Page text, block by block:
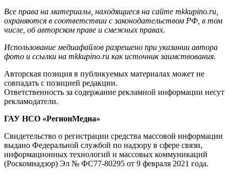
Все права на материалы, находящиеся на сайте mkkupino.ru,
охраняются в соответствии с законодательством РФ, в том
числе, об авторском праве и смежных правах.
Использование медиафайлов разрешено при указании автора
фото и ссылки на mkkupino.ru как источник заимствования.
Авторская позиция в публикуемых материалах может не
совпадать с позицией редакции.
Ответственность за содержание рекламной информации несут
рекламодатели.
ГАУ НСО «РегионМедиа»
Свидетельство о регистрации средства массовой информации
выдано Федеральной службой по надзору в сфере связи,
информационных технологий и массовых коммуникаций
(Роскомнадзор) Эл № ФС77-80295 от 9 февраля 2021 года.